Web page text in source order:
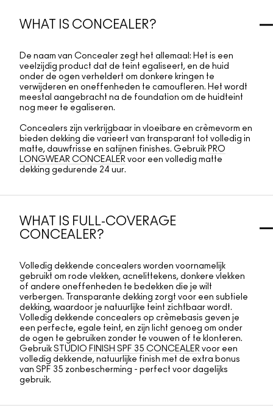
WHAT IS CONCEALER?
De naam van Concealer zegt het allemaal: Het is een
veelzijdig product dat de teint egaliseert, en de huid
onder de ogen verheldert om donkere kringen te
verwijderen en oneffenheden te camoufleren. Het wordt
meestal aangebracht na de foundation om de huidteint
nog meer te egaliseren.
Concealers zijn verkrijgbaar in vloeibare en crèmevorm en
bieden dekking die varieert van transparant tot volledig in
matte, dauwfrisse en satijnen finishes. Gebruik PRO
LONGWEAR CONCEALER voor een volledig matte
dekking gedurende 24 uur.
WHAT IS FULL-COVERAGE
CONCEALER?
Volledig dekkende concealers worden voornamelijk
gebruikt om rode vlekken, acnelittekens, donkere vlekken
of andere oneffenheden te bedekken die je wilt
verbergen. Transparante dekking zorgt voor een subtiele
dekking, waardoor je natuurlijke teint zichtbaar wordt.
Volledig dekkende concealers op crèmebasis geven je
een perfecte, egale teint, en zijn licht genoeg om onder
de ogen te gebruiken zonder te vouwen of te klonteren.
Gebruik STUDIO FINISH SPF 35 CONCEALER voor een
volledig dekkende, natuurlijke finish met de extra bonus
van SPF 35 zonbescherming - perfect voor dagelijks
gebruik.